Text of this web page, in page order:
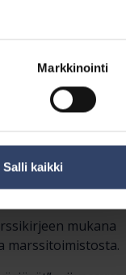
Markkinointi
Salli kaikki
radanvarren
piha- ja peltotie-
Hämeentie-
Tuusulan
mukana
marssitoimistosta.